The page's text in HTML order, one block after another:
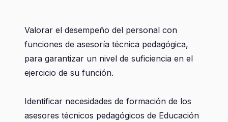
Valorar el desempeño del personal con
funciones de asesoría técnica pedagógica,
para garantizar un nivel de suficiencia en el
ejercicio de su función.
Identificar necesidades de formación de los
asesores técnicos pedagógicos de Educación